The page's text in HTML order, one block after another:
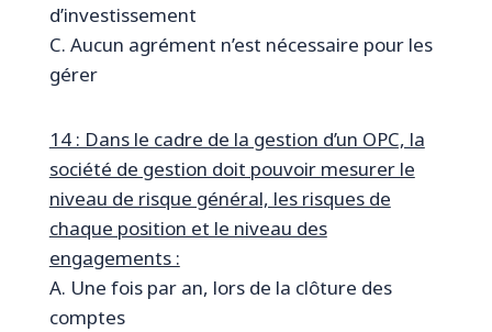
d’investissement
C. Aucun agrément n’est nécessaire pour les
gérer
14 : Dans le cadre de la gestion d’un OPC, la
société de gestion doit pouvoir mesurer le
niveau de risque général, les risques de
chaque position et le niveau des
engagements :
A. Une fois par an, lors de la clôture des
comptes